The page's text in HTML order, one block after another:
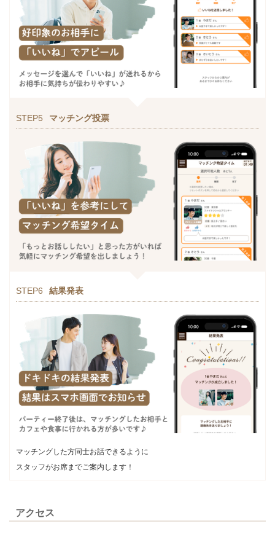
STEP5 マッチング投票
STEP6 結果発表
マッチングした方同士お話できるように
スタッフがお席までご案内します！
アクセス